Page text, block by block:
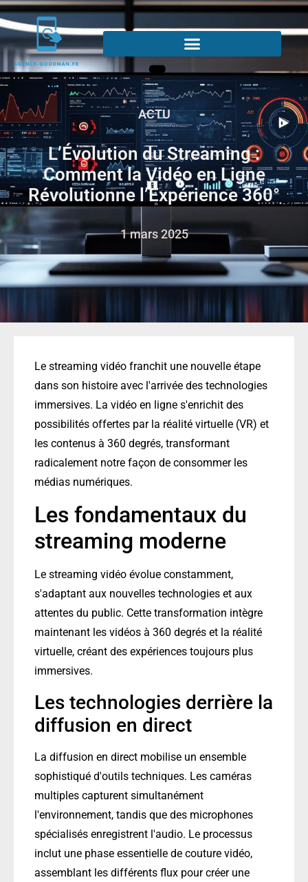
ACTU
L’Évolution du Streaming :
Comment la Vidéo en Ligne
Révolutionne l’Expérience 360°
1 mars 2025
Le streaming vidéo franchit une nouvelle étape
dans son histoire avec l'arrivée des technologies
immersives. La vidéo en ligne s'enrichit des
possibilités offertes par la réalité virtuelle (VR) et
les contenus à 360 degrés, transformant
radicalement notre façon de consommer les
médias numériques.
Les fondamentaux du
streaming moderne
Le streaming vidéo évolue constamment,
s'adaptant aux nouvelles technologies et aux
attentes du public. Cette transformation intègre
maintenant les vidéos à 360 degrés et la réalité
virtuelle, créant des expériences toujours plus
immersives.
Les technologies derrière la
diffusion en direct
La diffusion en direct mobilise un ensemble
sophistiqué d'outils techniques. Les caméras
multiples capturent simultanément
l'environnement, tandis que des microphones
spécialisés enregistrent l'audio. Le processus
inclut une phase essentielle de couture vidéo,
assemblant les différents flux pour créer une